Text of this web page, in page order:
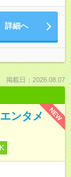
詳細へ
掲載日：2026.08.07
NEW
ンタメ